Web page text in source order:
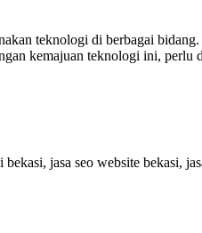
teknologi di berbagai
kemajuan teknologi ini,
bekasi, jasa seo website bekasi,